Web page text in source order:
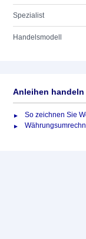
Spezialist
Handelsmodell
Anleihen handeln
So zeichnen Sie